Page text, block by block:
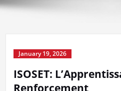
January 19, 2026
ISOSET:
Renforcement